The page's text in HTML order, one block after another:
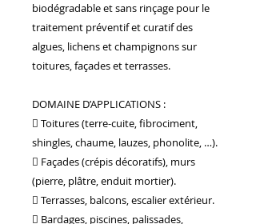
nous maîtrisons la création de
mobilier artisanal sur mesure,
capable de répondre aux
exigences des chantiers les plus
prestigieux.
luxe ainsi que les grands noms de
Accor à travers le monde. Notre
plus belle carte de visite ? La
réalisation de plus de 70 % du
mobilier de l'hôtel Habitation
Saint-Charles en Guadeloupe, un
projet d'exception qui illustre
biodégradable et sans rinçage pour le
traitement préventif et curatif des
algues, lichens et champignons sur
toitures, façades et terrasses.
DOMAINE D’APPLICATIONS :
 Toitures (terre-cuite, fibrociment,
shingles, chaume, lauzes, phonolite, …).
 Façades (crépis décoratifs), murs
(pierre, plâtre, enduit mortier).
 Terrasses, balcons, escalier extérieur.
 Bardages, piscines, palissades,